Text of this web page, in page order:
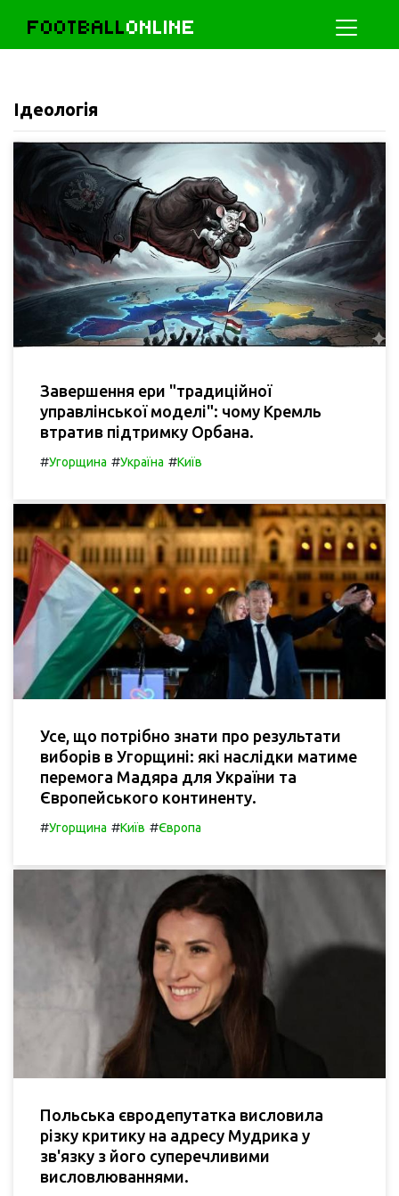
FOOTBALLONLINE
Ідеологія
Завершення ери "традиційної
управлінської моделі": чому Кремль
втратив підтримку Орбана.
#Угорщина #Україна #Київ
Усе, що потрібно знати про результати
виборів в Угорщині: які наслідки матиме
перемога Мадяра для України та
Європейського континенту.
#Угорщина #Київ #Європа
Польська євродепутатка висловила
різку критику на адресу Мудрика у
зв'язку з його суперечливими
висловлюваннями.